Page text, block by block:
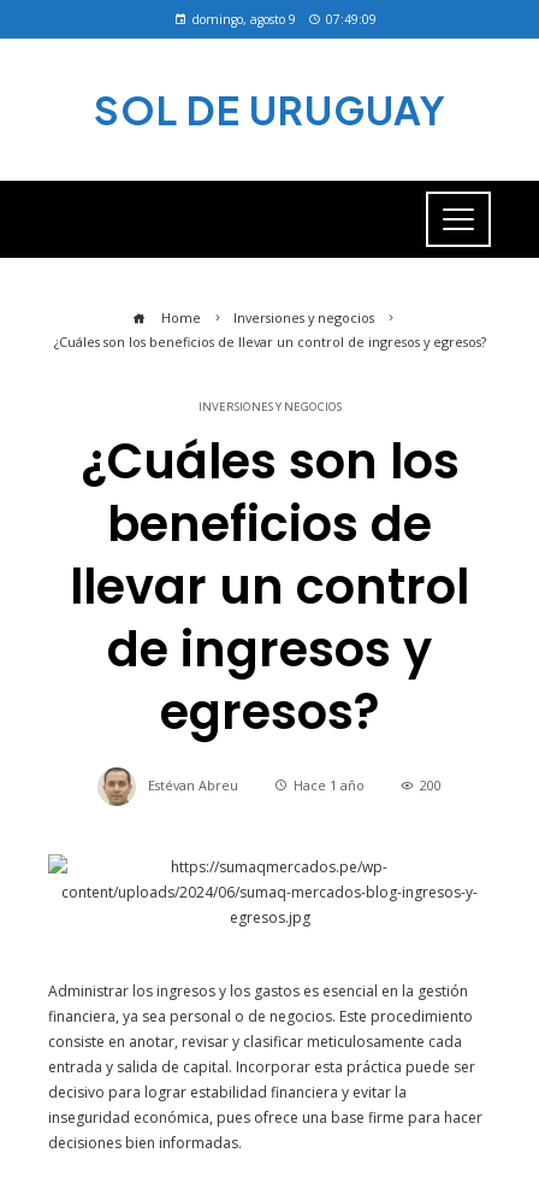
domingo, agosto 9 07:49:10
SOL DE URUGUAY
Home
Inversiones y negocios
¿Cuáles son los beneficios de llevar un control de ingresos y egresos?
INVERSIONES Y NEGOCIOS
¿Cuáles son los
beneficios de
llevar un control
de ingresos y
egresos?
Estévan Abreu Hace 1 año 200
Administrar los ingresos y los gastos es esencial en la gestión
financiera, ya sea personal o de negocios. Este procedimiento
consiste en anotar, revisar y clasificar meticulosamente cada
entrada y salida de capital. Incorporar esta práctica puede ser
decisivo para lograr estabilidad financiera y evitar la
inseguridad económica, pues ofrece una base firme para hacer
decisiones bien informadas.